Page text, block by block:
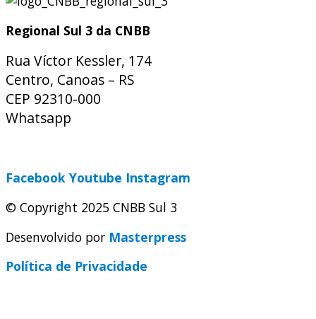
Regional Sul 3 da CNBB
Rua Víctor Kessler, 174
Centro, Canoas – RS
CEP 92310-000
Whatsapp
Facebook Youtube Instagram
© Copyright 2025 CNBB Sul 3
Desenvolvido por Masterpress
Política de Privacidade